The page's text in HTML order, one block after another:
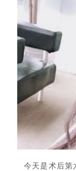
今天是术后第六